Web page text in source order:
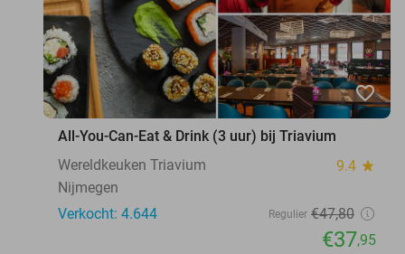
favorite_border
All-You-Can-Eat & Drink (3 uur) bij Triavium
Wereldkeuken Triavium
9.4 star
Nijmegen
Verkocht: 4.644
Regulier €47,80
€37,95